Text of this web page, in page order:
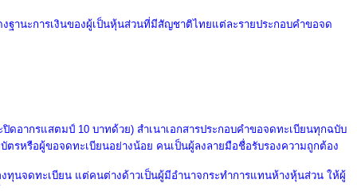
ฐานะการเงินของผู้เป็นหุ้นส่วนที่มีสัญชาติไทยแต่ละรายประกอบคําขอจด
อากรแสตมป์ 10 บาทด้วย) สําเนาเอกสารประกอบคําขอจดทะเบียนทุกฉบับ
ตรหรือผู้ขอจดทะเบียนอย่างน้อย คนเป็นผู้ลงลายมือชื่อรับรองความถูกต้อง
นจดทะเบียน แต่คนต่างด้าวเป็นผู้มีอำนาจกระทำการแทนห้างหุ้นส่วน ให้ผู้